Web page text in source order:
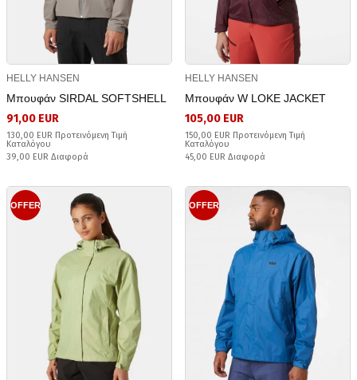
HELLY HANSEN
Μπουφάν SIRDAL SOFTSHELL
91,00 EUR
130,00 EUR Προτεινόμενη Τιμή
Καταλόγου
39,00 EUR Διαφορά
HELLY HANSEN
Μπουφάν W LOKE JACKET
105,00 EUR
150,00 EUR Προτεινόμενη Τιμή
Καταλόγου
45,00 EUR Διαφορά
OFFER OFFER